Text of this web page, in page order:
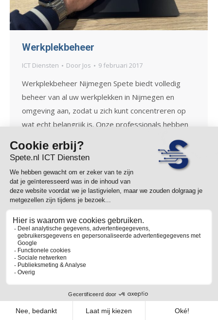
Werkplekbeheer
ICT Diensten Door Jos 9 februari 2017
Werkplekbeheer Nijmegen Spete biedt volledig
beheer van al uw werkplekken in Nijmegen en
omgeving aan, zodat u zich kunt concentreren op
wat echt belangrijk is. Onze professionals hebben
uitgebreide kennis en ervaring op het gebied van
werkplekbeheer in Nijmegen. Wij zorgen ervoor dat
uw werkplekken optimaal presteren en zijn altijd
up-to-date met de nieuwste technologieën.…
1 2 →
© Spete.nl ICT Diensten2026- alle rechten voorbehouden |
Algemene voorwaarden|Privacy statement
024 - 844 01 00
info@spete.nl